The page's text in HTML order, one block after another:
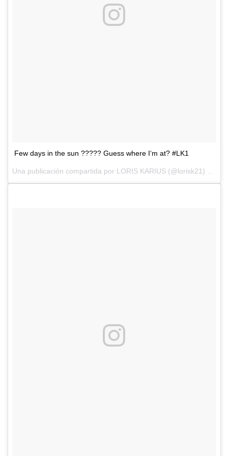
Few days in the sun ????? Guess where I‘m at? #LK1
Una publicación compartida por LORIS KARIUS(@lorisk21) el